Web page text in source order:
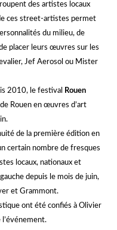
des artistes locaux
ces street-artistes permet
du milieu, de
placer leurs œuvres sur les
, Jef Aerosol ou Mister
2010, le festival
Rouen
Rouen en œuvres d’art
de la première édition en
certain nombre de fresques
locaux, nationaux et
depuis le mois de juin,
et Grammont.
ont été confiés à Olivier
l’événement.